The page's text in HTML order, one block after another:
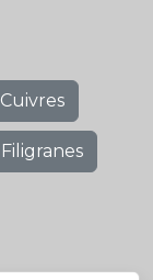
Cuivres
Filigranes